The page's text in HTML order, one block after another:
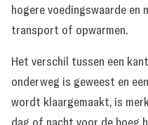
hogere voedingswaarde
transport of opwarmen.
Het verschil tussen een
onderweg is geweest en
wordt klaargemaakt, is